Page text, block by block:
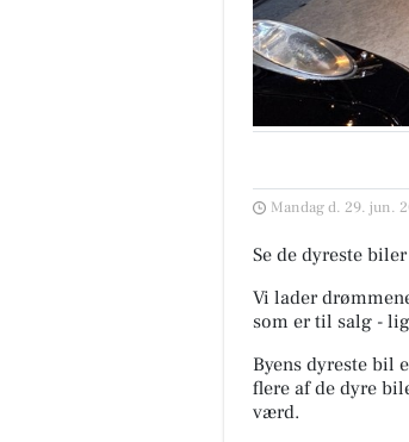
Mandag d. 29. jun.
Se de dyreste
Vi lader
som er til salg -
Byens dyreste bil
flere af de dyre
værd.